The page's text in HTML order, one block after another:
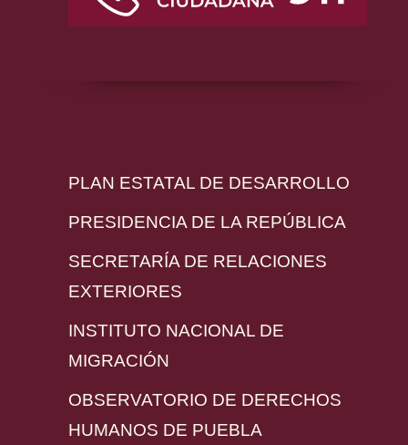
PLAN ESTATAL DE DESARROLLO
PRESIDENCIA DE LA REPÚBLICA
SECRETARÍA DE RELACIONES
EXTERIORES
INSTITUTO NACIONAL DE
MIGRACIÓN
OBSERVATORIO DE DERECHOS
HUMANOS DE PUEBLA